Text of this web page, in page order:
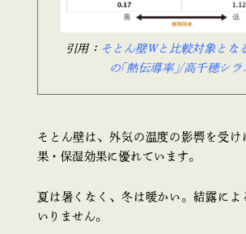
引用： そとん壁Wと比較対象とな
の｢熱伝導率｣/高千穂シラ
そとん壁は、外気の温度の影響を受け
果・保湿効果に優れています。
夏は暑くなく、冬は暖かい。結露によ
いりません。